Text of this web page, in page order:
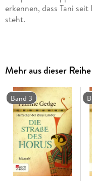
erkennen, dass Tani
steht.
zornigen Widerstand.
Mehr aus dieser Reihe
Band 3